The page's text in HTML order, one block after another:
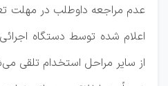
عدم مراجعه داوطلب در مهلت
اعلام شده توسط دستگاه
از سایر مراحل استخدام تلقی